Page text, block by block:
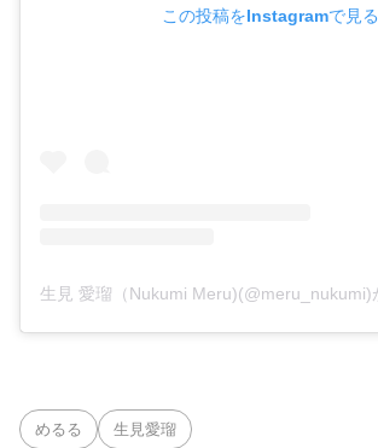
この投稿をInstagramで見る
めるる 生見愛瑠